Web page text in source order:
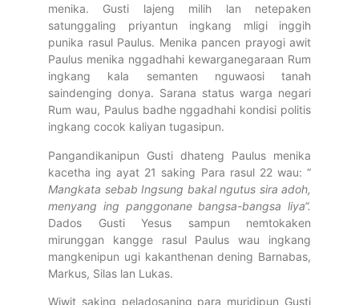
menika. Gusti lajeng milih lan netepaken
satunggaling priyantun ingkang mligi inggih
punika rasul Paulus. Menika pancen prayogi awit
Paulus menika nggadhahi kewarganegaraan Rum
ingkang kala semanten nguwaosi tanah
saindenging donya. Sarana status warga negari
Rum wau, Paulus badhe nggadhahi kondisi politis
ingkang cocok kaliyan tugasipun.
Pangandikanipun Gusti dhateng Paulus menika
kacetha ing ayat 21 saking Para rasul 22 wau: “
Mangkata sebab Ingsung bakal ngutus sira adoh,
menyang ing panggonane bangsa-bangsa liya“.
Dados Gusti Yesus sampun nemtokaken
mirunggan kangge rasul Paulus wau ingkang
mangkenipun ugi kakanthenan dening Barnabas,
Markus, Silas lan Lukas.
Wiwit saking peladosaning para muridipun Gusti